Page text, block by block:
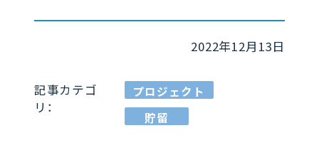
2022年12月13日
記事カテゴ
リ：
プロジェクト
貯留